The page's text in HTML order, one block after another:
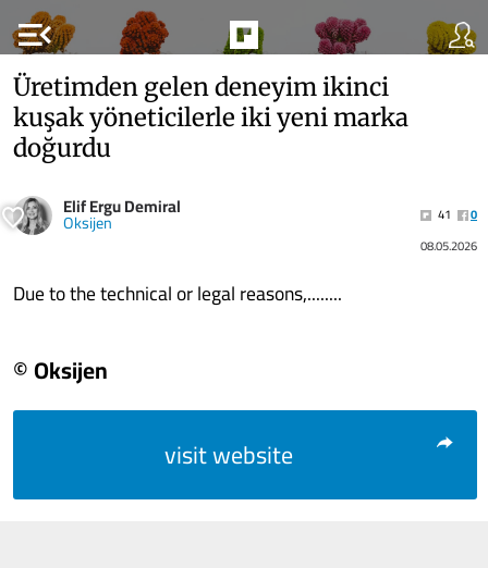
menu_open
Üretimden gelen deneyim ikinci
kuşak yöneticilerle iki yeni marka
doğurdu
Elif Ergu Demiral
Oksijen 41
0
08.05.2026
Due to the technical or legal reasons,........
© Oksijen
visit website